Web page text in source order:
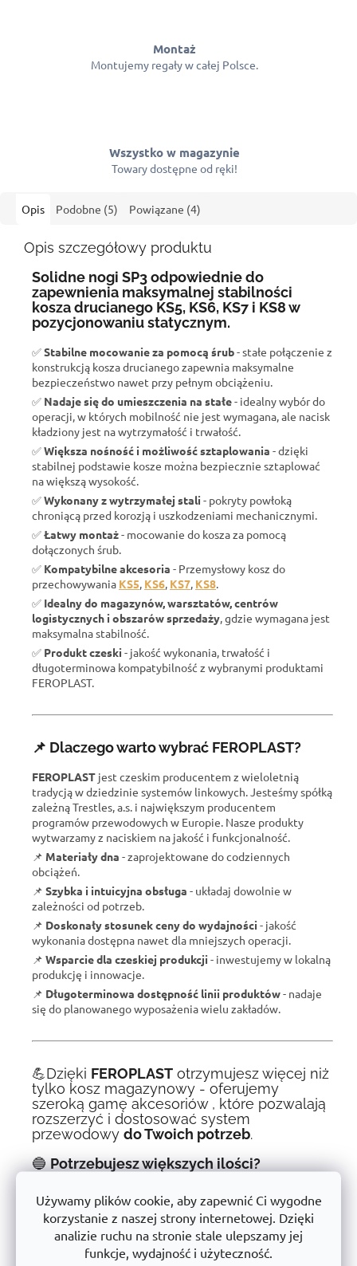
Używamy plików cookie, aby zapewnić Ci wygodne
korzystanie z naszej strony internetowej. Dzięki
analizie ruchu na stronie stale ulepszamy jej
funkcje, wydajność i użyteczność.
Montaż
Montujemy regały w całej Polsce.
Wszystko w magazynie
Towary dostępne od ręki!
Opis Podobne (5) Powiązane (4)
Opis szczegółowy produktu
Solidne nogi SP3 odpowiednie do
zapewnienia maksymalnej stabilności
kosza drucianego KS5, KS6, KS7 i KS8 w
pozycjonowaniu statycznym.
✅Stabilne mocowanie za pomocą śrub- stałe połączenie z
konstrukcją kosza drucianego zapewnia maksymalne
bezpieczeństwo nawet przy pełnym obciążeniu.
✅ Nadaje się do umieszczenia na stałe- idealny wybór do
operacji, w których mobilność nie jest wymagana, ale nacisk
kładziony jest na wytrzymałość i trwałość.
✅Większa nośność i możliwość sztaplowania - dzięki
stabilnej podstawie kosze można bezpiecznie sztaplować
na większą wysokość.
✅Wykonany z wytrzymałej stali - pokryty powłoką
chroniącą przed korozją i uszkodzeniami mechanicznymi.
✅Łatwy montaż- mocowanie do kosza za pomocą
dołączonych śrub.
✅ Kompatybilne akcesoria - Przemysłowy kosz do
przechowywania KS5, KS6, KS7, KS8.
✅ Idealny do magazynów, warsztatów, centrów
logistycznych i obszarów sprzedaży, gdzie wymagana jest
maksymalna stabilność.
✅ Produkt czeski - jakość wykonania, trwałość i
długoterminowa kompatybilność z wybranymi produktami
FEROPLAST.
📌 Dlaczego warto wybrać FEROPLAST?
FEROPLAST jest czeskim producentem z wieloletnią
tradycją w dziedzinie systemów linkowych. Jesteśmy spółką
zależną Trestles, a.s. i największym producentem
programów przewodowych w Europie. Nasze produkty
wytwarzamy z naciskiem na jakość i funkcjonalność.
📌 Materiały dna - zaprojektowane do codziennych
obciążeń.
📌 Szybka i intuicyjna obsługa - układaj dowolnie w
zależności od potrzeb.
📌 Doskonały stosunek ceny do wydajności - jakość
wykonania dostępna nawet dla mniejszych operacji.
📌 Wsparcie dla czeskiej produkcji - inwestujemy w lokalną
produkcję i innowacje.
📌 Długoterminowa dostępność linii produktów- nadaje
się do planowanego wyposażenia wielu zakładów.
💪Dzięki FEROPLAST otrzymujesz więcej niż
tylko kosz magazynowy - oferujemy
szeroką gamę akcesoriów , które pozwalają
rozszerzyć i dostosować system
przewodowy do Twoich potrzeb.
🔵Potrzebujesz większych ilości?
W przypadku większych zamówień prosimy o kontakt pod
adresemshop@trestles.pllub 954 949. Z przyjemnością
przygotujemy indywidualną ofertę.
FEROPLAST - największy producent systemów
linkowych w Europie